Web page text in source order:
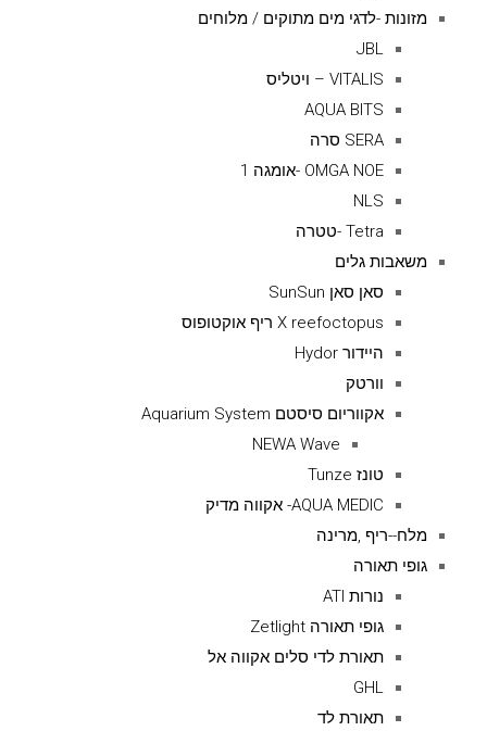
מזונות -לדגי מים מתוקים / מלוחים
JBL
VITALIS – ויטליס
AQUA BITS
SERA סרה
OMGA NOE -אומגה 1
NLS
Tetra -טטרה
משאבות גלים
סאן סאן SunSun
X reefoctopus ריף אוקטופוס
היידור Hydor
וורטק
אקווריום סיסטם Aquarium System
NEWA Wave
טונז Tunze
AQUA MEDIC- אקווה מדיק
מלח--ריף ,מרינה
גופי תאורה
נורות ATI
גופי תאורה Zetlight
תאורת לדי סלים אקווה אל
GHL
תאורת לד